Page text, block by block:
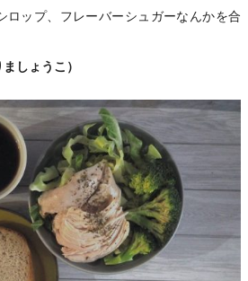
ロップ、フレーバーシュガーなんかを合
しょうこ）